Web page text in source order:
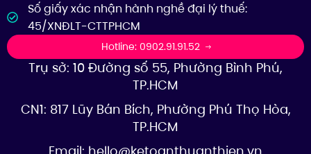
Số giấy xác nhận hành nghề đại lý thuế:
45/XNĐLT-CTTPHCM
Hotline: 0902.91.91.52
Trụ sở: 10 Đường số 55, Phường Bình Phú,
TP.HCM
CN1: 817 Lũy Bán Bích, Phường Phú Thọ Hòa,
TP.HCM